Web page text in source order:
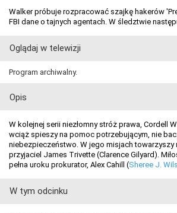
Walker próbuje rozpracować szajkę hakerów
FBI dane o tajnych agentach. W śledztwie
Oglądaj w telewizji
Program archiwalny.
Opis
W kolejnej serii niezłomny stróż prawa, Cordell
wciąż spieszy na pomoc potrzebującym, nie
niebezpieczeństwo. W jego misjach towarzyszy
przyjaciel James Trivette (Clarence Gilyard).
pełna uroku prokurator, Alex Cahill (Sheree J.
W tym odcinku